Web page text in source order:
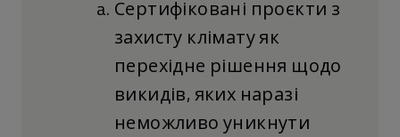
Сертифіковані проєкти з
захисту клімату як
перехідне рішення щодо
викидів, яких наразі
неможливо уникнути